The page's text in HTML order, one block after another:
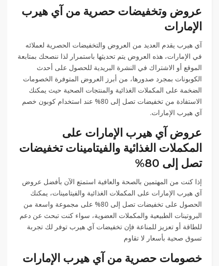
عروض وتخفيضات حصرية من آي هيرب
الإمارات
آي هيرب يقدم العديد من العروض والتخفيضات الحصرية لعملائه
في الإمارات، هذه العروض يتم تحديثها باستمرار لذا ننصحك بمتابعة
الموقع أو الاشتراك في النشرة البريدية للحصول على أحدث
الكوبونات بمجرد صدورها، من أبرز العروض المتوفرة الخصومات
الضخمة على المكملات الغذائية والمنتجات الصحية حيث يمكنك
الاستفادة من تخفيضات تصل إلى 80% عند استخدام كوبون خصم
آي هيرب الإمارات.
عروض آي هيرب الإمارات على
المكملات الغذائية والفيتامينات تخفيضات
تصل إلى 80%
إذا كنت من المهتمين بالصحة والعافية استمتع الآن بأفضل عروض
آي هيرب الإمارات على المكملات الغذائية والفيتامينات، يمكنك
الحصول على تخفيضات تصل إلى 80% على مجموعة واسعة من
البروتينات الطبيعية والمكملات العضوية، سواء كنت تبحث عن دعم
للطاقة أو تعزيز للمناعة فإن تخفيضات آي هيرب توفر لك تجربة
تسوق صحية بأسعار لا تقاوم
خصومات حصرية من آي هيرب الإمارات